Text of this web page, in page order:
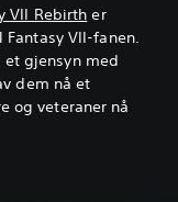
VII Rebirth er
VII-fanen.
gjensyn med
dem nå et
og veteraner nå